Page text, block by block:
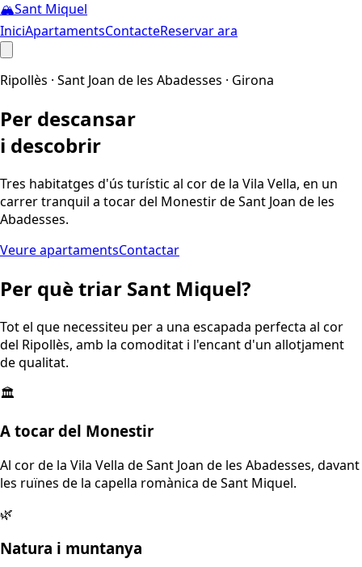
🏔️Sant Miquel
IniciApartamentsContacteReservar ara
Ripollès · Sant Joan de les Abadesses · Girona
Per descansar
i descobrir
Tres habitatges d'ús turístic al cor de la Vila Vella, en un
carrer tranquil a tocar del Monestir de Sant Joan de les
Abadesses.
Veure apartamentsContactar
Per què triar Sant Miquel?
Tot el que necessiteu per a una escapada perfecta al cor
del Ripollès, amb la comoditat i l'encant d'un allotjament
de qualitat.
🏛️
A tocar del Monestir
Al cor de la Vila Vella de Sant Joan de les Abadesses, davant
les ruïnes de la capella romànica de Sant Miquel.
🌿
Natura i muntanya